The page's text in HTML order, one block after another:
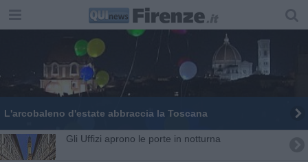
L'arcobaleno d'estate abbraccia la Toscana
​Gli Uffizi aprono le porte in notturna